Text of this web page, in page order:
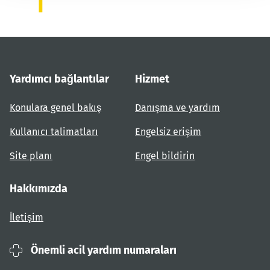
Yardımcı bağlantılar
Konulara genel bakış
Kullanıcı talimatları
Site planı
Hizmet
Danışma ve yardım
Engelsiz erişim
Engel bildirin
Hakkımızda
İletişim
Önemli acil yardım numaraları